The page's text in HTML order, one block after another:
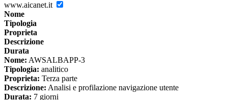
www.aicanet.it
Nome
Tipologia
Proprieta
Descrizione
Durata
Nome: AWSALBAPP-3
Tipologia: analitico
Proprieta: Terza parte
Descrizione: Analisi e profilazione navigazione utente
Durata: 7 giorni